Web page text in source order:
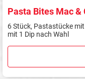
Pasta Bites Mac &
6 Stück, Pastastücke
mit 1 Dip nach Wahl